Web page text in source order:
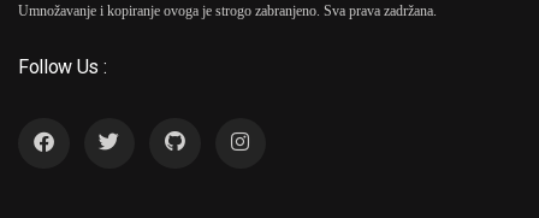
Umnožavanje i kopiranje ovoga je strogo zabranjeno. Sva prava zadržana.
Follow Us :